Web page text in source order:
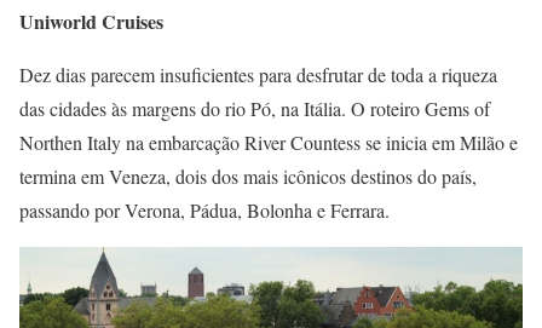
Uniworld Cruises
Dez dias parecem insuficientes para desfrutar de toda a riqueza
das cidades às margens do rio Pó, na Itália. O roteiro Gems of
Northen Italy na embarcação River Countess se inicia em Milão e
termina em Veneza, dois dos mais icônicos destinos do país,
passando por Verona, Pádua, Bolonha e Ferrara.